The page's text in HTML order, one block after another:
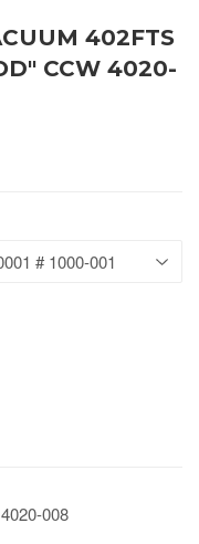
402FTS
CCW 4020-
008